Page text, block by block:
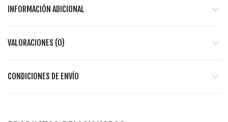
INFORMACIÓN ADICIONAL
VALORACIONES (0)
CONDICIONES DE ENVÍO